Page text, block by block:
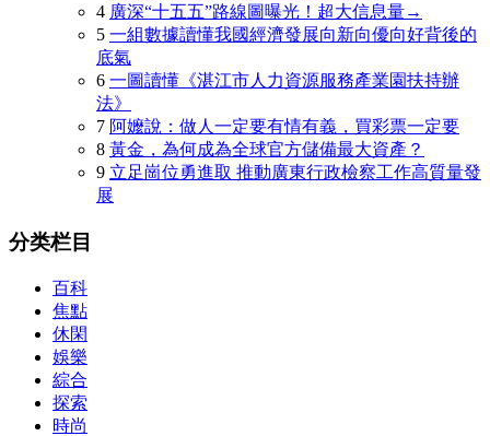
4 廣深“十五五”路線圖曝光！超大信息量→
5 一組數據讀懂我國經濟發展向新向優向好背後的
底氣
6 一圖讀懂《湛江市人力資源服務產業園扶持辦
法》
7 阿嬤說：做人一定要有情有義，買彩票一定要
8 黃金，為何成為全球官方儲備最大資產？
9 立足崗位勇進取 推動廣東行政檢察工作高質量發
展
分类栏目
百科
焦點
休閑
娛樂
綜合
探索
時尚